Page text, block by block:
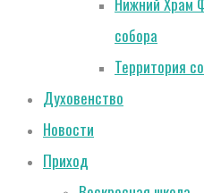
собора
Территория
Духовенство
Новости
Приход